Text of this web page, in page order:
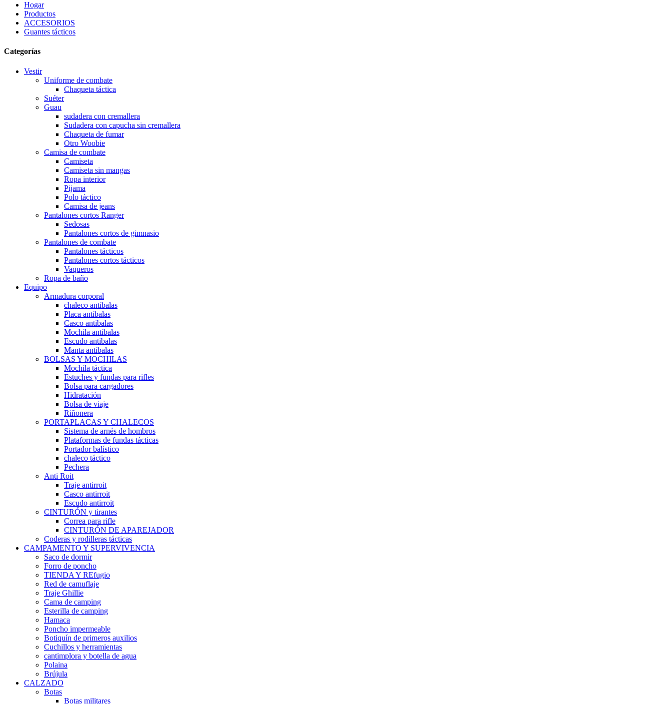
Hogar
Productos
ACCESORIOS
Guantes tácticos
Categorías
Vestir
Uniforme de combate
Chaqueta táctica
Suéter
Guau
sudadera con cremallera
Sudadera con capucha sin cremallera
Chaqueta de fumar
Otro Woobie
Camisa de combate
Camiseta
Camiseta sin mangas
Ropa interior
Pijama
Polo táctico
Camisa de jeans
Pantalones cortos Ranger
Sedosas
Pantalones cortos de gimnasio
Pantalones de combate
Pantalones tácticos
Pantalones cortos tácticos
Vaqueros
Ropa de baño
Equipo
Armadura corporal
chaleco antibalas
Placa antibalas
Casco antibalas
Mochila antibalas
Escudo antibalas
Manta antibalas
BOLSAS Y MOCHILAS
Mochila táctica
Estuches y fundas para rifles
Bolsa para cargadores
Hidratación
Bolsa de viaje
Riñonera
PORTAPLACAS Y CHALECOS
Sistema de arnés de hombros
Plataformas de fundas tácticas
Portador balístico
chaleco táctico
Pechera
Anti Roit
Traje antirroit
Casco antirroit
Escudo antirroit
CINTURÓN y tirantes
Correa para rifle
CINTURÓN DE APAREJADOR
Coderas y rodilleras tácticas
CAMPAMENTO Y SUPERVIVENCIA
Saco de dormir
Forro de poncho
TIENDA Y REfugio
Red de camuflaje
Traje Ghillie
Cama de camping
Esterilla de camping
Hamaca
Poncho impermeable
Botiquín de primeros auxilios
Cuchillos y herramientas
cantimplora y botella de agua
Polaina
Brújula
CALZADO
Botas
Botas militares